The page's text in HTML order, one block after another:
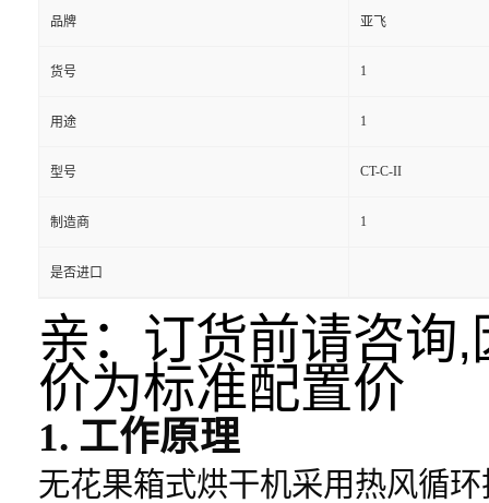
品牌 亚飞
货号 1
用途 1
型号 CT-C-II
制造商 1
是否进口
亲：订货前请咨询
价为标准配置价
1. 工作原理
无花果箱式烘干机采用热风循